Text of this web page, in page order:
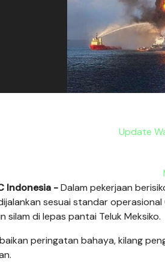
Update
Indonesia -Dalam pekerjaan
sesuai standar
silam di lepas pantai Teluk Meksiko.
peringatan bahaya, kilang